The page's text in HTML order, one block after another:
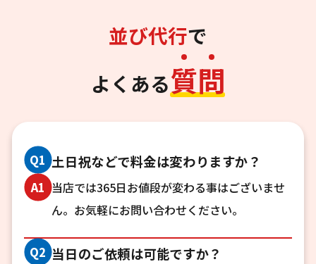
並び代行で
よくある質問
Q1 土日祝などで料金は変わりますか？
A1 当店では365日お値段が変わる事はございませ
ん。お気軽にお問い合わせください。
Q2 当日のご依頼は可能ですか？